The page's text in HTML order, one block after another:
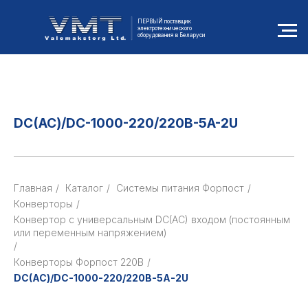
ПЕРВЫЙ поставщик
электротехнического
оборудования в Беларуси
DC(АС)/DC-1000-220/220B-5A-2U
Главная / Каталог / Cистемы питания Форпост /
Конверторы /
Конвертор с универсальным DC(AC) входом (постоянным
или переменным напряжением)
/
Конверторы Форпост 220В /
DC(АС)/DC-1000-220/220B-5A-2U